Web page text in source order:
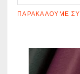
ΠΑΡΑΚΑΛΟΎΜΕ